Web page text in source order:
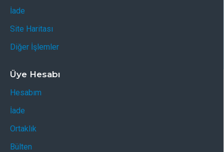
İade
Site Haritası
Diğer İşlemler
Üye Hesabı
Hesabım
İade
Ortaklık
Bülten